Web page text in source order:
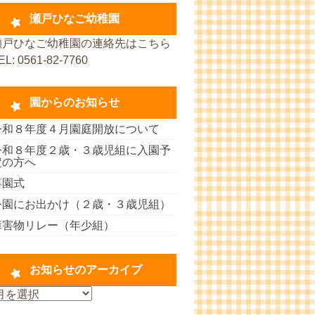
瀬戸ひなご幼稚園
戸ひなご幼稚園の連絡先はこちら
0561-82-7760
園からのお知らせ
和８年度４月園庭開放について
和８年度２歳・３歳児組に入園予
の方へ
園式
にお出かけ（２歳・３歳児組）
物リレー（年少組）
お知らせのアーカイブ